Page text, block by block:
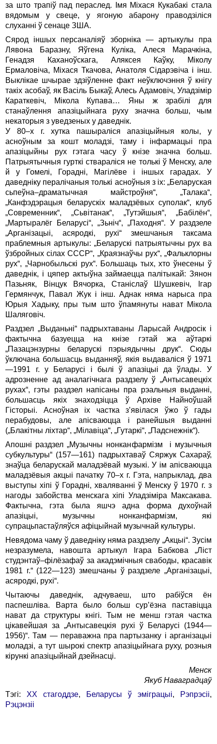
за што трапіў пад пераслед. Імя Міхася Кукабакі стала
вядомым у свеце, у ягоную абарону праводзіліся
слуханні ў сенаце ЗША.
Сярод іншых персаналіяў зборніка — артыкулы пра
Лявона Баразну, Яўгена Куліка, Алеся Марачкіна,
Генадзя Каханоўскага, Аляксея Каўку, Міколу
Ермаловіча, Міхася Ткачова, Анатоля Сідарэвіча і інш.
Выклікае шчырае здзіўленне факт неўключэння ў кнігу
такіх асобаў, як Васіль Быкаў, Алесь Адамовіч, Уладзімір
Караткевіч, Мікола Купава… Яны ж зрабілі для
станаўлення апазіцыйнага руху значна больш, чым
некаторыя з уведзеных у даведнік.
У 80–х г. хутка пашыраліся апазіцыйныя колы, у
асноўным за кошт моладзі, таму і інфармацыі пра
апазіцыйны рух гэтага часу ў кнізе значна больш.
Патрыятычныя гурткі ствараліся не толькі ў Менску, але
й у Гомелі, Горадні, Магілёве і іншых гарадах. У
даведніку пералічаныя толькі асноўныя з іх: „Беларуская
сьпеўна–драматычная майстроўня“, „Талака“,
„Канфэдэрацыя беларускіх маладзёвых суполак“, клуб
„Современник“, „Сьвітанак“, „Тутэйшыя“, „Бабілён“,
„Мартыралёг Беларусі“, „Зьніч“, „Паходня“. У раздзеле
„Арганізацыі, асяродкі, рухі“ змешчаныя таксама
праблемныя артыкулы: „Беларускі патрыятычны рух ва
ўзбройных сілах СССР“, „Краязнаўчы рух“, „Фальклорны
рух“, „Чарнобыльскі рух“. Большаць тых, хто ўнесены ў
даведнік, і цяпер актыўна займаецца палітыкай: Зянон
Пазьняк, Вінцук Вячорка, Станіслаў Шушкевіч, Ігар
Гермянчук, Павал Жук і інш. Аднак няма нарыса пра
Юрыя Хадыку, пры тым што ўпамянуты нават Мікола
Шаляговіч.
Раздзел „Выданьні“ падрыхтаваны Ларысай Андросік і
фактычна базуецца на кнізе гэтай жа аўтаркі
„Пазацэнзурны беларускі пэрыядычны друк“. Сюды
ўключана большасць выданняў, якія выдаваліся ў 1971
—1991 г. у Беларусі і былі ў апазіцыі да ўлады. У
адрозненне ад аналагічнага раздзелу ў „Антысавецкіх
рухах“, гэты раздзел напісаны пра рэальныя выданні,
большасць якіх знаходзіцца ў Архіве Найноўшай
Гісторыі. Асноўная іх частка з’явілася ўжо ў гады
перабудовы, але апісваюцца і ранейшыя выданні
(„Блакітны ліхтар“, „Мілавіца“, „Гутаркі“, „Падснежнік“).
Апошні раздзел „Музычны нонканфармізм і музычныя
субкультуры“ (157—161) падрыхтаваў Сяржук Сахараў,
знаўца беларускай маладзёвай музыкі. У ім апісваюцца
маладзёвыя акцыі пачатку 70–х г. Гэта, напрыклад, два
выступы хіпі ў Горадні, хваляванні ў Менску ў 1970 г. з
нагоды забойства менскага хіпі Уладзіміра Максакава.
Фактычна, гэта была яшчэ адна форма духоўнай
апазіцыі, музычны нонканфармізм, які
супрацьпастаўляўся афіцыйнай музычнай культуры.
Невядома чаму ў даведніку няма раздзелу „Акцыі“. Зусім
незразумела, навошта артыкул Ігара Бабкова „Ліст
студэнтаў–філёзафаў за акадэмічныя свабоды, красавік
1981 г.“ (122—123) змешчаны ў раздзеле „Арганізацыі,
асяродкі, рухі“.
Чытаючы даведнік, адчуваеш, што рабіўся ён
паспешліва. Варта было больш сур’ёзна паставіцца
нават да структуры кнігі. Тым не менш гэтая частка
цікавейшая за „Антысавецкія рухі ў Беларусі (1944—
1956)“. Там — пераважна пра партызанку і арганізацыі
моладзі, а тут шырокі спектр апазіцыйнага руху, розныя
кірункі апазіцыйнай дзейнасці.
Менск
Якуб Наваградцаў
Тэгі: XX стагоддзе, Беларусы ў эміграцыі, Рэпрэсіі,
Рэцэнзіі